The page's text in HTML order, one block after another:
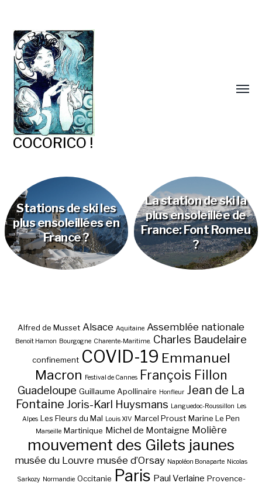
COCORICO !
Stations de ski les
plus ensoleillées en
France ?
La station de ski la
plus ensoleillée de
France: Font Romeu
?
Alfred de Musset Alsace Aquitaine Assemblée nationale
Benoît Hamon Bourgogne Charente-Maritime. Charles Baudelaire
confinement COVID-19 Emmanuel
Macron Festival de Cannes François Fillon
Guadeloupe Guillaume Apollinaire Honfleur Jean de La
Fontaine Joris-Karl Huysmans Languedoc-Roussillon Les
Alpes Les Fleurs du Mal Louis XIV Marcel Proust Marine Le Pen
Marseille Martinique Michel de Montaigne Molière
mouvement des Gilets jaunes
musée du Louvre musée d’Orsay Napoléon Bonaparte Nicolas
Sarkozy Normandie Occitanie Paris Paul Verlaine Provence-